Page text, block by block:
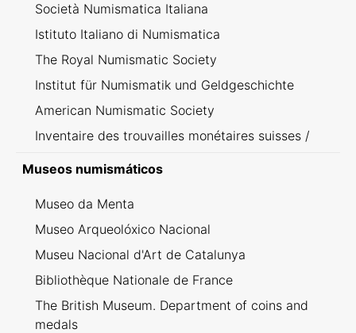
Società Numismatica Italiana
Istituto Italiano di Numismatica
The Royal Numismatic Society
Institut für Numismatik und Geldgeschichte
American Numismatic Society
Inventaire des trouvailles monétaires suisses /
Museos numismáticos
Museo da Menta
Museo Arqueolóxico Nacional
Museu Nacional d'Art de Catalunya
Bibliothèque Nationale de France
The British Museum. Department of coins and
medals